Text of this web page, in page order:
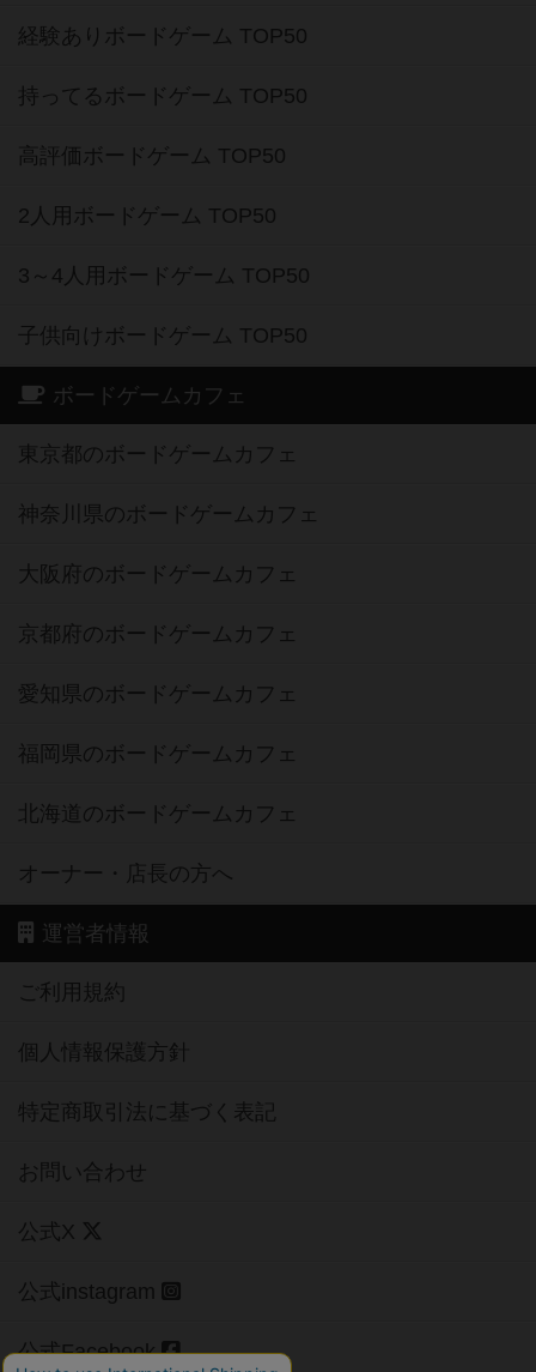
経験ありボードゲーム TOP50
持ってるボードゲーム TOP50
高評価ボードゲーム TOP50
2人用ボードゲーム TOP50
3～4人用ボードゲーム TOP50
子供向けボードゲーム TOP50
ボードゲームカフェ
東京都のボードゲームカフェ
神奈川県のボードゲームカフェ
大阪府のボードゲームカフェ
京都府のボードゲームカフェ
愛知県のボードゲームカフェ
福岡県のボードゲームカフェ
北海道のボードゲームカフェ
オーナー・店長の方へ
運営者情報
ご利用規約
個人情報保護方針
特定商取引法に基づく表記
お問い合わせ
公式X
公式instagram
公式Facebook